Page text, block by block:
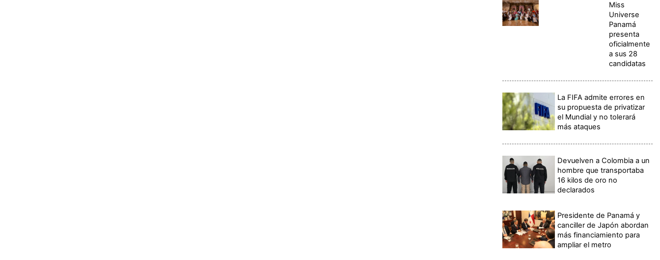
Miss
Universe
Panamá
presenta
oficialmente
a sus 28
candidatas
La FIFA admite errores en
su propuesta de privatizar
el Mundial y no tolerará
más ataques
Devuelven a Colombia a un
hombre que transportaba
16 kilos de oro no
declarados
Presidente de Panamá y
canciller de Japón abordan
más financiamiento para
ampliar el metro